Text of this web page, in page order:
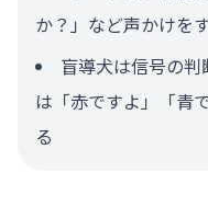
か？」など声かけを
盲導犬は信号の
は「赤ですよ」「青
る